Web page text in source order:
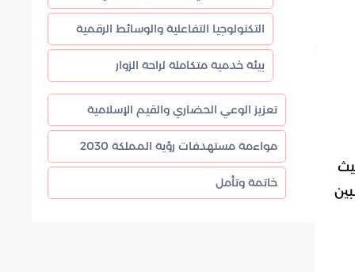
التكنولوجيا التفاعلية والوسائط الرقمية
بيئة خدمية متكاملة لراحة الزوار
تعزيز الوعي الحضاري والقيم الإسلامية
مواءمة مستهدفات رؤية المملكة 2030
خاتمة وتأمل